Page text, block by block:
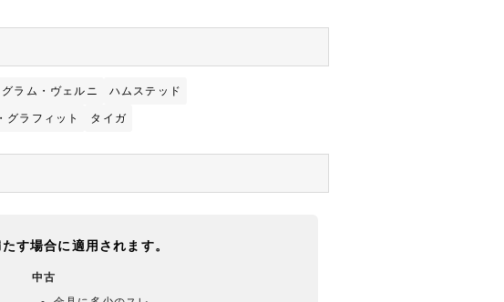
グラム・ヴェルニ ハムステッド
グラフィット タイガ
す場合に適用されます。
中古